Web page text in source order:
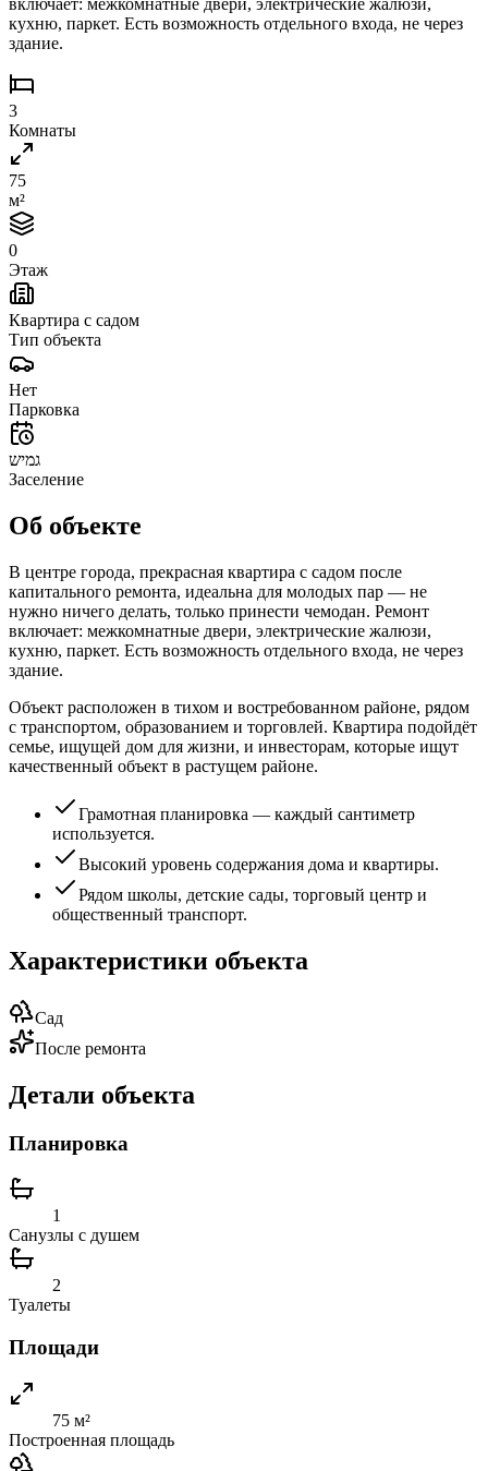
включает: межкомнатные двери, электрические жалюзи,
кухню, паркет. Есть возможность отдельного входа, не через
здание.
3
Комнаты
75
м²
0
Этаж
Квартира с садом
Тип объекта
Нет
Парковка
גמיש
Заселение
Об объекте
В центре города, прекрасная квартира с садом после
капитального ремонта, идеальна для молодых пар — не
нужно ничего делать, только принести чемодан. Ремонт
включает: межкомнатные двери, электрические жалюзи,
кухню, паркет. Есть возможность отдельного входа, не через
здание.
Объект расположен в тихом и востребованном районе, рядом
с транспортом, образованием и торговлей. Квартира подойдёт
семье, ищущей дом для жизни, и инвесторам, которые ищут
качественный объект в растущем районе.
Грамотная планировка — каждый сантиметр
используется.
Высокий уровень содержания дома и квартиры.
Рядом школы, детские сады, торговый центр и
общественный транспорт.
Характеристики объекта
Сад
После ремонта
Детали объекта
Планировка
1
Санузлы с душем
2
Туалеты
Площади
75 м²
Построенная площадь